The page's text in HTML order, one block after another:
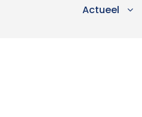
Actueel